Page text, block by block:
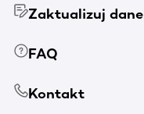
Zaktualizuj dane
FAQ
Kontakt